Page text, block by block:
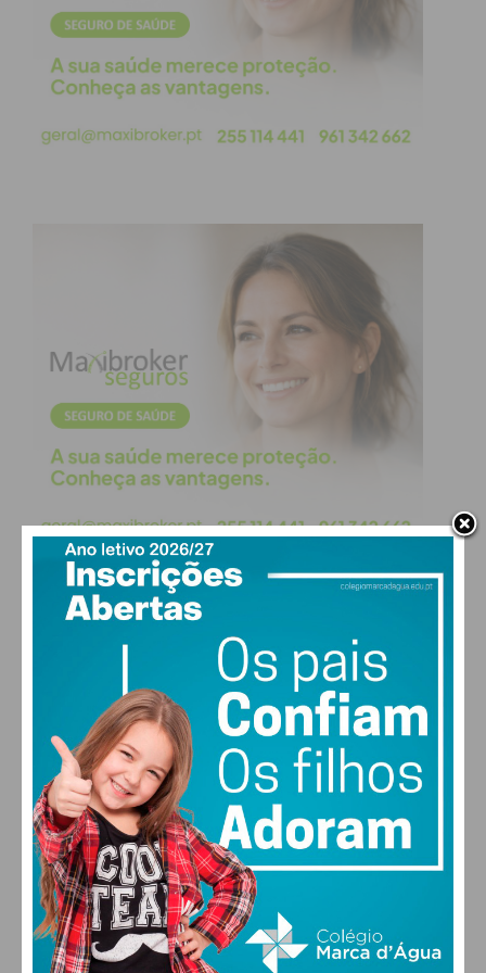
Subscreva a newsletter do
Imediato
Assine nossa newsletter por e-mail e
obtenha de forma regular a informação
atualizada.
Eu li e concordo com ostermos e
condições
PAÇOS DE FERREIRA
12 °
clear sky
95% humidade
vento: 1m/s E
MAX 12 • MIN 12
30°
QUI
30
SEX
30°
SÁB
28 °
DOM